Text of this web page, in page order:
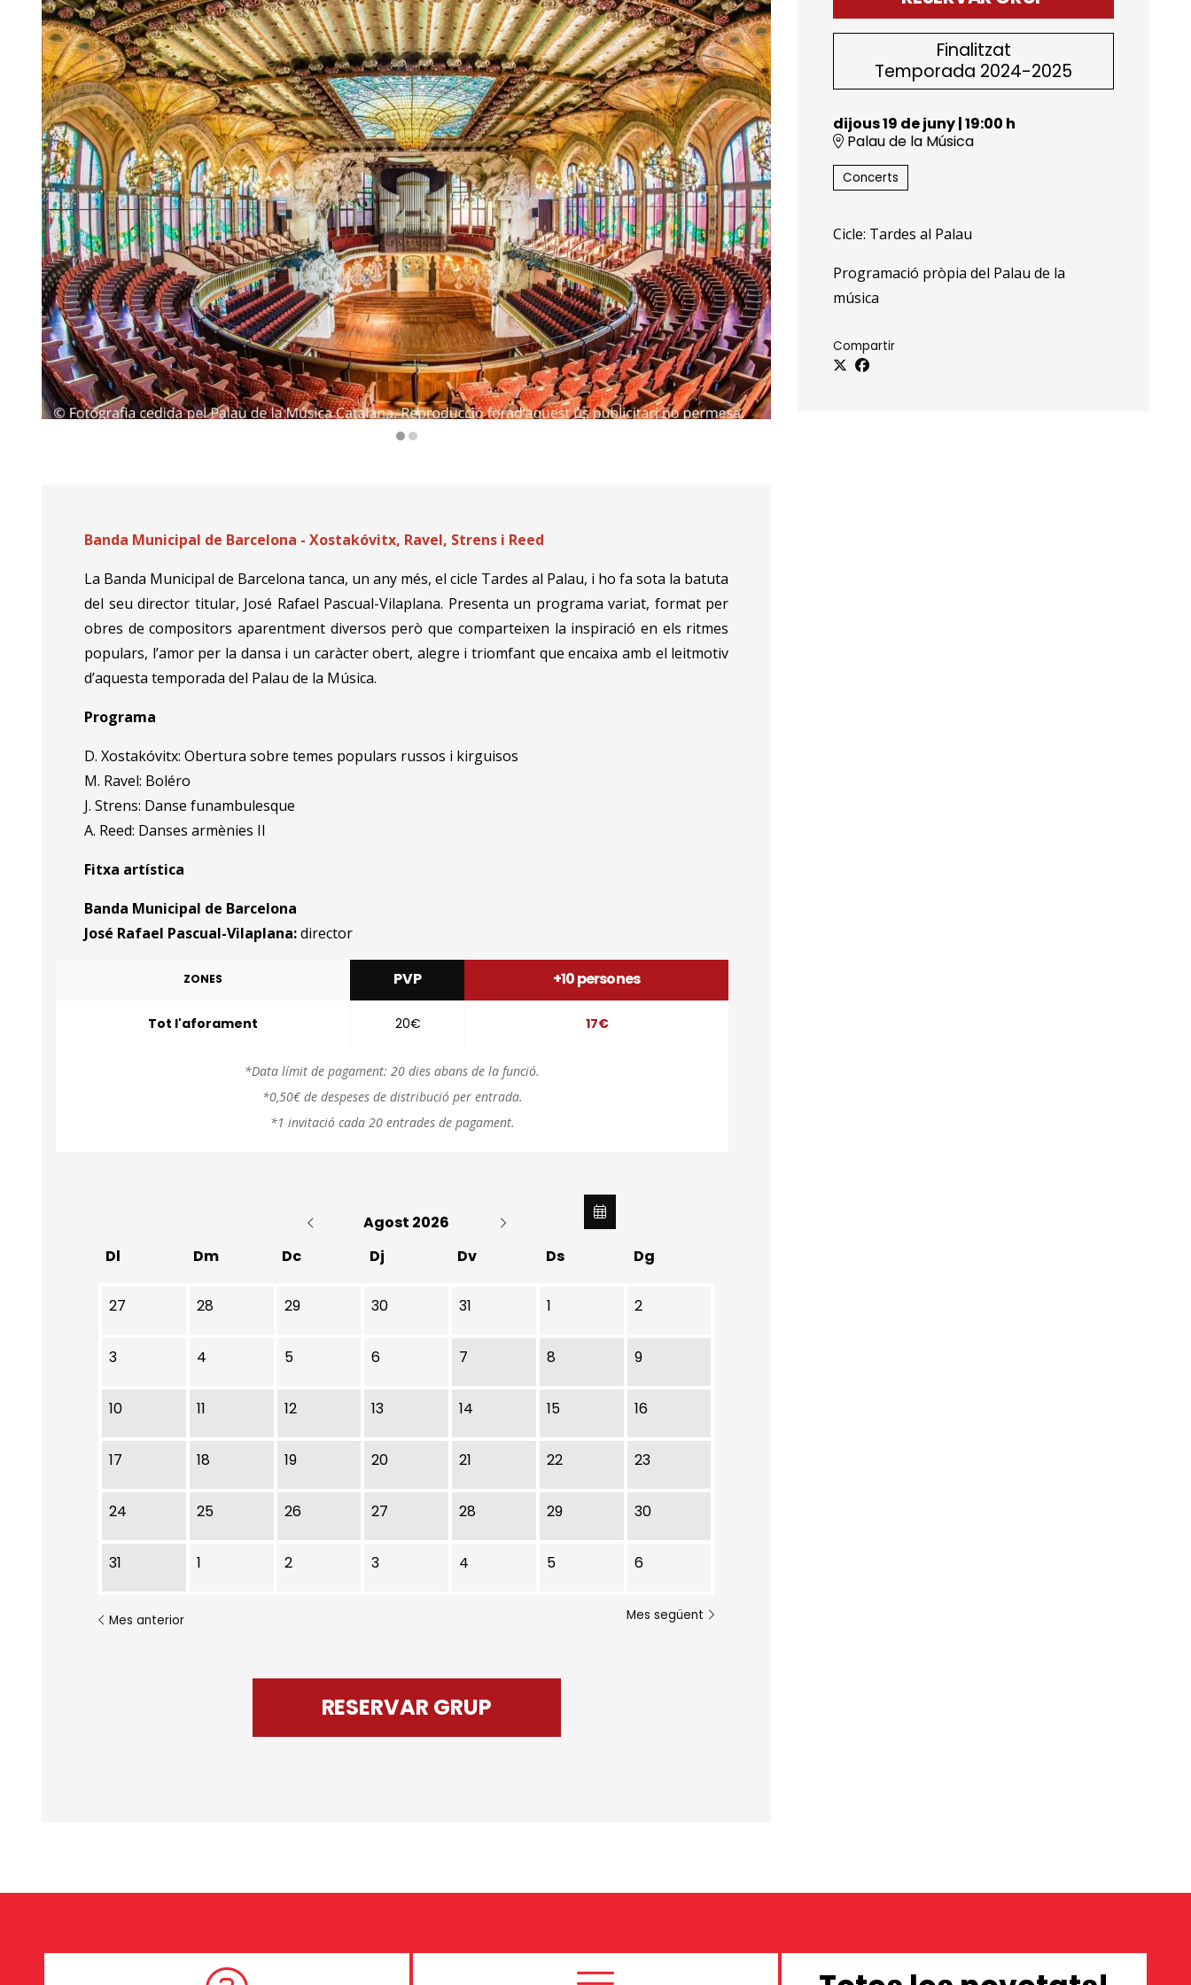
Finalitzat
Temporada 2024-2025
dijous 19 de juny|19:00 h
Palau de la Música
Concerts
Cicle: Tardes al Palau
Programació pròpia del Palau de la
música
Compartir
Banda Municipal de Barcelona - Xostakóvitx, Ravel, Strens i Reed
La Banda Municipal de Barcelona tanca, un any més, el cicle Tardes al Palau, i ho fa sota la batuta
del seu director titular, José Rafael Pascual-Vilaplana. Presenta un programa variat, format per
obres de compositors aparentment diversos però que comparteixen la inspiració en els ritmes
populars, l’amor per la dansa i un caràcter obert, alegre i triomfant que encaixa amb el leitmotiv
d’aquesta temporada del Palau de la Música.
Programa
D. Xostakóvitx: Obertura sobre temes populars russos i kirguisos
M. Ravel: Boléro
J. Strens: Danse funambulesque
A. Reed: Danses armènies II
Fitxa artística
Banda Municipal de Barcelona
José Rafael Pascual-Vilaplana:director
ZONES PVP +10 persones
Tot l'aforament 20€ 17€
*Data límit de pagament: 20 dies abans de la funció.
*0,50€ de despeses de distribució per entrada.
*1 invitació cada 20 entrades de pagament.
Agost 2026
Dl
Dm Dc Dj Dv Ds Dg
No hi ha cap activitat aquest mes
27 28 29 30 31 1 2
3 4 5 6 7 8 9
10 11 12 13 14 15 16
17 18 19 20 21 22 23
24 25 26 27 28 29 30
31 1 2 3 4 5 6
Mes anterior Mes següent
RESERVAR GRUP